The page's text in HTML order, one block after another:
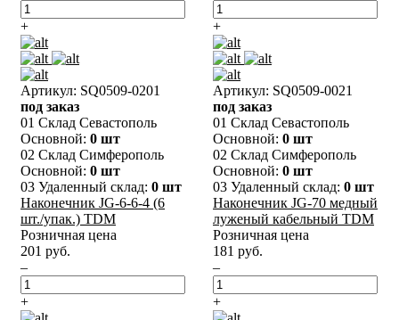
+ +
Артикул: SQ0509-0201
под заказ
01 Склад Севастополь
Основной: 0 шт
02 Склад Симферополь
Основной: 0 шт
03 Удаленный склад: 0 шт
Наконечник JG-6-6-4 (6
шт./упак.) TDM
Розничная цена
201 руб.
–
+
Артикул: SQ0509-0021
под заказ
01 Склад Севастополь
Основной: 0 шт
02 Склад Симферополь
Основной: 0 шт
03 Удаленный склад: 0 шт
Наконечник JG-70 медный
луженый кабельный TDM
Розничная цена
181 руб.
–
+